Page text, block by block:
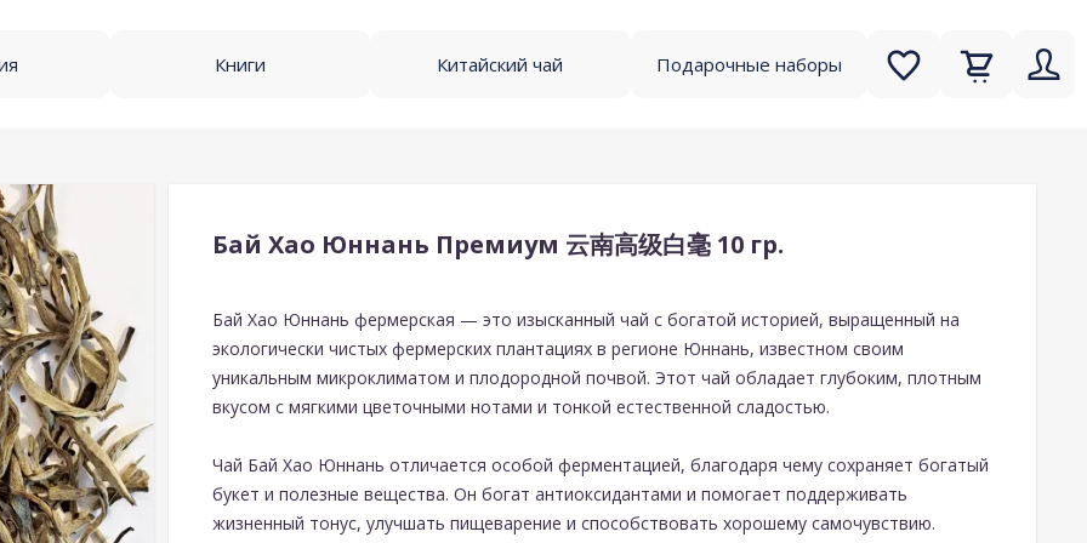
Книги Китайский чай Подарочные наборы
Бай Хао Юннань Премиум 云南高级白毫 10 гр.
Бай Хао Юннань фермерская — это изысканный чай с богатой историей, выращенный на
экологически чистых фермерских плантациях в регионе Юннань, известном своим
уникальным микроклиматом и плодородной почвой. Этот чай обладает глубоким, плотным
вкусом с мягкими цветочными нотами и тонкой естественной сладостью.
Чай Бай Хао Юннань отличается особой ферментацией, благодаря чему сохраняет богатый
букет и полезные вещества. Он богат антиоксидантами и помогает поддерживать
жизненный тонус, улучшать пищеварение и способствовать хорошему самочувствию.